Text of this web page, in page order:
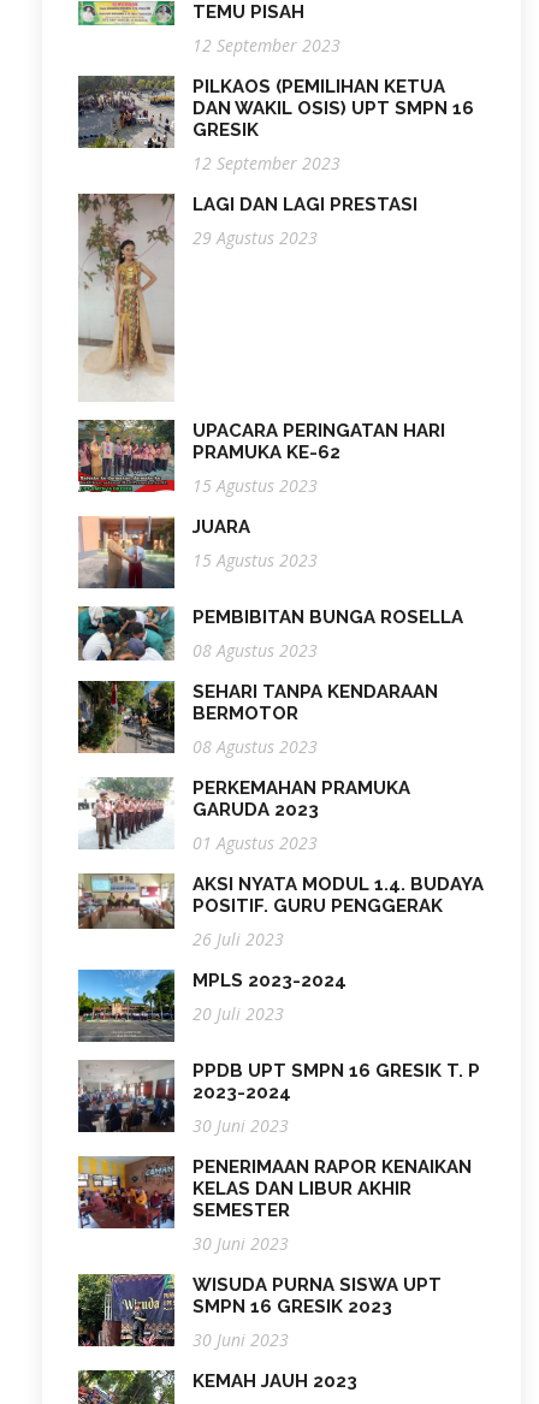
TEMU PISAH
12 September 2023
PILKAOS (PEMILIHAN KETUA
DAN WAKIL OSIS) UPT SMPN 16
GRESIK
12 September 2023
LAGI DAN LAGI PRESTASI
29 Agustus 2023
UPACARA PERINGATAN HARI
PRAMUKA KE-62
15 Agustus 2023
JUARA
15 Agustus 2023
PEMBIBITAN BUNGA ROSELLA
08 Agustus 2023
SEHARI TANPA KENDARAAN
BERMOTOR
08 Agustus 2023
PERKEMAHAN PRAMUKA
GARUDA 2023
01 Agustus 2023
AKSI NYATA MODUL 1.4. BUDAYA
POSITIF. GURU PENGGERAK
26 Juli 2023
MPLS 2023-2024
20 Juli 2023
PPDB UPT SMPN 16 GRESIK T. P
2023-2024
30 Juni 2023
PENERIMAAN RAPOR KENAIKAN
KELAS DAN LIBUR AKHIR
SEMESTER
30 Juni 2023
WISUDA PURNA SISWA UPT
SMPN 16 GRESIK 2023
30 Juni 2023
KEMAH JAUH 2023